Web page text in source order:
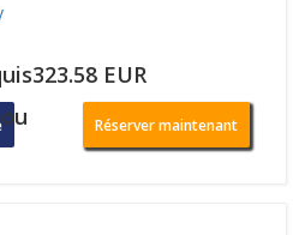
EUR
ou Réserver maintenant